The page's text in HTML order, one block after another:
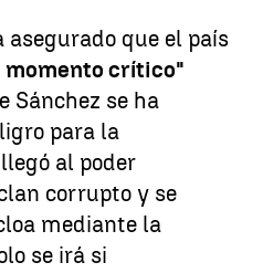
que el país
momento crítico"
Sánchez se ha
para la
al poder
corrupto y se
mediante la
se irá si